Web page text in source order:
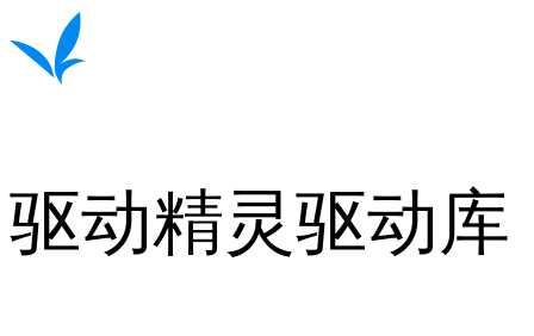
驱动精灵驱动库